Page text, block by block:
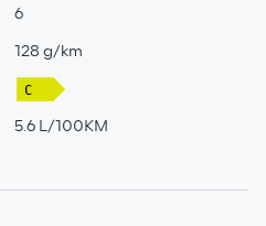
6
128 g/km
5.6 L/100KM